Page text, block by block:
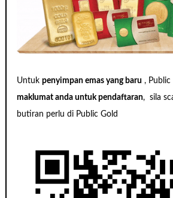
Untukpenyimpan emas yang baru , Public
maklumat anda untuk pendaftaran, sila
butiran perlu di Public Gold